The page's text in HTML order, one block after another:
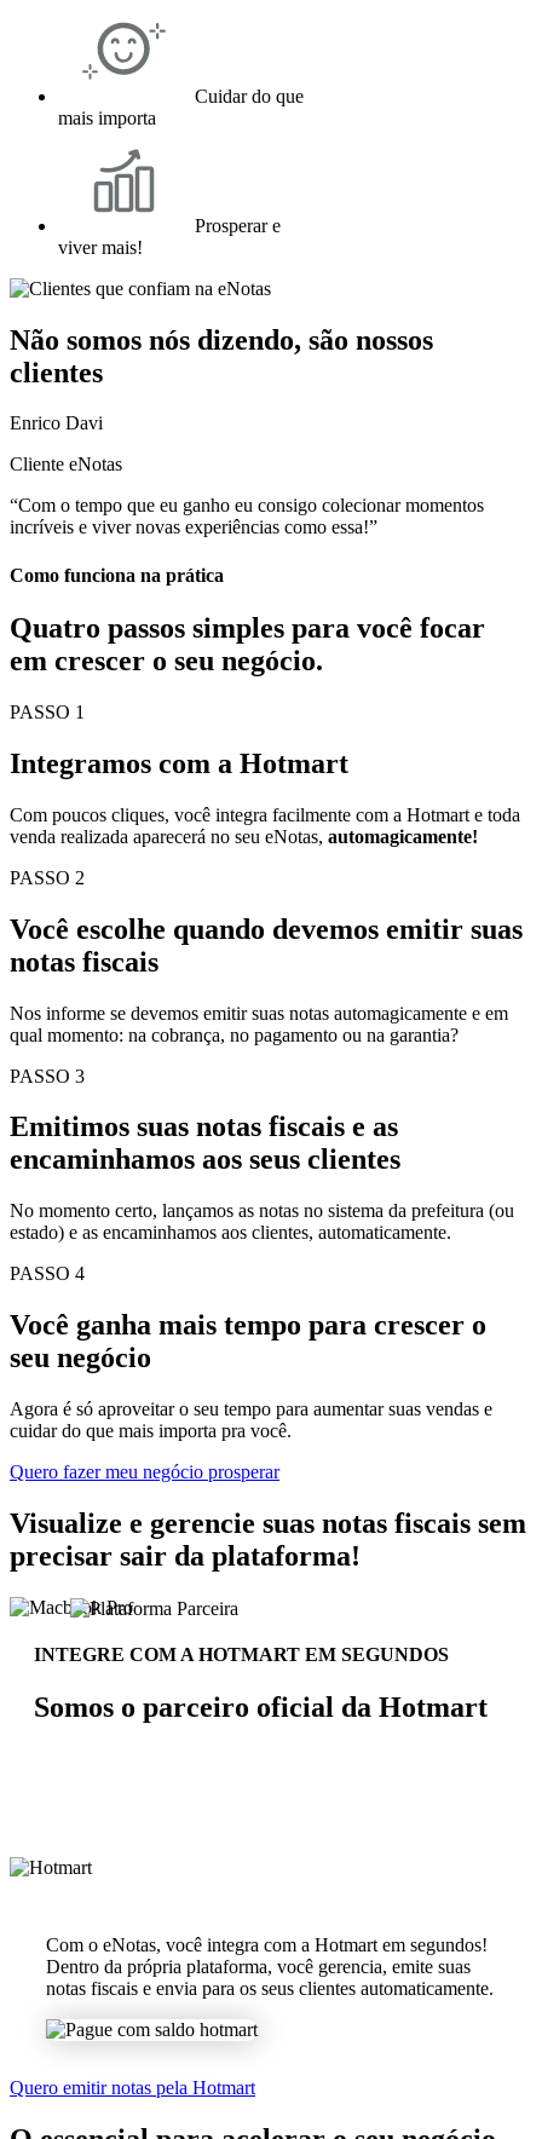
Cuidar do que
mais importa
Prosperar e
viver mais!
Não somos nós dizendo, são nossos
clientes
Enrico Davi
Cliente eNotas
“Com o tempo que eu ganho eu consigo colecionar momentos
incríveis e viver novas experiências como essa!”
Como funciona na prática
Quatro passos simples para você focar
em crescer o seu negócio.
PASSO 1
Integramos com a Hotmart
Com poucos cliques, você integra facilmente com a Hotmart e toda
venda realizada aparecerá no seu eNotas, automagicamente!
PASSO 2
Você escolhe quando devemos emitir suas
notas fiscais
Nos informe se devemos emitir suas notas automagicamente e em
qual momento: na cobrança, no pagamento ou na garantia?
PASSO 3
Emitimos suas notas fiscais e as
encaminhamos aos seus clientes
No momento certo, lançamos as notas no sistema da prefeitura (ou
estado) e as encaminhamos aos clientes, automaticamente.
PASSO 4
Você ganha mais tempo para crescer o
seu negócio
Agora é só aproveitar o seu tempo para aumentar suas vendas e
cuidar do que mais importa pra você.
Quero fazer meu negócio prosperar
Visualize e gerencie suas notas fiscais sem
precisar sair da plataforma!
INTEGRE COM A HOTMART EM SEGUNDOS
Somos o parceiro oficial da Hotmart
Com o eNotas, você integra com a Hotmart em segundos!
Dentro da própria plataforma, você gerencia, emite suas
notas fiscais e envia para os seus clientes automaticamente.
Quero emitir notas pela Hotmart